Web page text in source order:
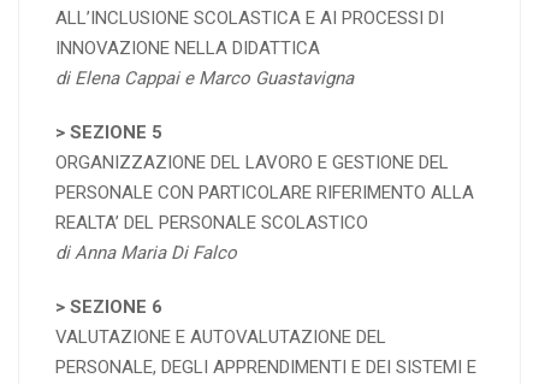
ALL’INCLUSIONE SCOLASTICA E AI PROCESSI DI
INNOVAZIONE NELLA DIDATTICA
di Elena Cappai e Marco Guastavigna
> SEZIONE 5
ORGANIZZAZIONE DEL LAVORO E GESTIONE DEL
PERSONALE CON PARTICOLARE RIFERIMENTO ALLA
REALTA’ DEL PERSONALE SCOLASTICO
di Anna Maria Di Falco
> SEZIONE 6
VALUTAZIONE E AUTOVALUTAZIONE DEL
PERSONALE, DEGLI APPRENDIMENTI E DEI SISTEMI E